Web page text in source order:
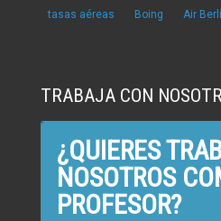
tasas aéreas Boing Air
TRABAJA CON
¿QUIERES
NOSOTROS
PROFESOR?